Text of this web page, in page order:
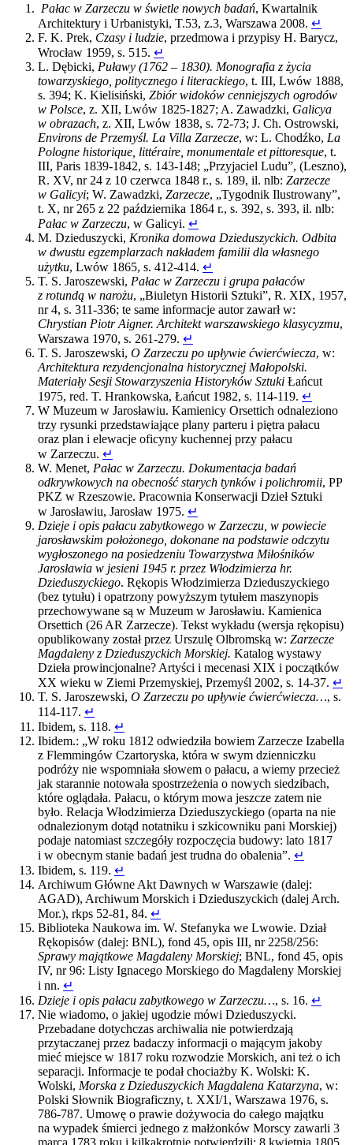
Pałac w Zarzeczu w świetle nowych badań, Kwartalnik
Architektury i Urbanistyki, T.53, z.3, Warszawa 2008. ↵
F. K. Prek, Czasy i ludzie, przedmowa i przypisy H. Barycz,
Wrocław 1959, s. 515. ↵
L. Dębicki, Puławy (1762 – 1830). Monografia z życia
towarzyskiego, politycznego i literackiego, t. III, Lwów 1888,
s. 394; K. Kielisiński, Zbiór widoków cenniejszych ogrodów
w Polsce, z. XII, Lwów 1825-1827; A. Zawadzki, Galicya
w obrazach, z. XII, Lwów 1838, s. 72-73; J. Ch. Ostrowski,
Environs de Przemyśl. La Villa Zarzecze, w: L. Chodźko, La
Pologne historique, littéraire, monumentale et pittoresque, t.
III, Paris 1839-1842, s. 143-148; „Przyjaciel Ludu”, (Leszno),
R. XV, nr 24 z 10 czerwca 1848 r., s. 189, il. nlb: Zarzecze
w Galicyi; W. Zawadzki, Zarzecze, „Tygodnik Ilustrowany”,
t. X, nr 265 z 22 października 1864 r., s. 392, s. 393, il. nlb:
Pałac w Zarzeczu, w Galicyi. ↵
M. Dzieduszycki, Kronika domowa Dzieduszyckich. Odbita
w dwustu egzemplarzach nakładem familii dla własnego
użytku, Lwów 1865, s. 412-414. ↵
T. S. Jaroszewski, Pałac w Zarzeczu i grupa pałaców
z rotundą w narożu, „Biuletyn Historii Sztuki”, R. XIX, 1957,
nr 4, s. 311-336; te same informacje autor zawarł w:
Chrystian Piotr Aigner. Architekt warszawskiego klasycyzmu,
Warszawa 1970, s. 261-279. ↵
T. S. Jaroszewski, O Zarzeczu po upływie ćwierćwiecza, w:
Architektura rezydencjonalna historycznej Małopolski.
Materiały Sesji Stowarzyszenia Historyków Sztuki Łańcut
1975, red. T. Hrankowska, Łańcut 1982, s. 114-119. ↵
W Muzeum w Jarosławiu. Kamienicy Orsettich odnaleziono
trzy rysunki przedstawiające plany parteru i piętra pałacu
oraz plan i elewacje oficyny kuchennej przy pałacu
w Zarzeczu. ↵
W. Menet, Pałac w Zarzeczu. Dokumentacja badań
odkrywkowych na obecność starych tynków i polichromii, PP
PKZ w Rzeszowie. Pracownia Konserwacji Dzieł Sztuki
w Jarosławiu, Jarosław 1975. ↵
Dzieje i opis pałacu zabytkowego w Zarzeczu, w powiecie
jarosławskim położonego, dokonane na podstawie odczytu
wygłoszonego na posiedzeniu Towarzystwa Miłośników
Jarosławia w jesieni 1945 r. przez Włodzimierza hr.
Dzieduszyckiego. Rękopis Włodzimierza Dzieduszyckiego
(bez tytułu) i opatrzony powyższym tytułem maszynopis
przechowywane są w Muzeum w Jarosławiu. Kamienica
Orsettich (26 AR Zarzecze). Tekst wykładu (wersja rękopisu)
opublikowany został przez Urszulę Olbromską w: Zarzecze
Magdaleny z Dzieduszyckich Morskiej. Katalog wystawy
Dzieła prowincjonalne? Artyści i mecenasi XIX i początków
XX wieku w Ziemi Przemyskiej, Przemyśl 2002, s. 14-37. ↵
T. S. Jaroszewski, O Zarzeczu po upływie ćwierćwiecza…, s.
114-117. ↵
Ibidem, s. 118. ↵
Ibidem.: „W roku 1812 odwiedziła bowiem Zarzecze Izabella
z Flemmingów Czartoryska, która w swym dzienniczku
podróży nie wspomniała słowem o pałacu, a wiemy przecież
jak starannie notowała spostrzeżenia o nowych siedzibach,
które oglądała. Pałacu, o którym mowa jeszcze zatem nie
było. Relacja Włodzimierza Dzieduszyckiego (oparta na nie
odnalezionym dotąd notatniku i szkicowniku pani Morskiej)
podaje natomiast szczegóły rozpoczęcia budowy: lato 1817
i w obecnym stanie badań jest trudna do obalenia”. ↵
Ibidem, s. 119. ↵
Archiwum Główne Akt Dawnych w Warszawie (dalej:
AGAD), Archiwum Morskich i Dzieduszyckich (dalej Arch.
Mor.), rkps 52-81, 84. ↵
Biblioteka Naukowa im. W. Stefanyka we Lwowie. Dział
Rękopisów (dalej: BNL), fond 45, opis III, nr 2258/256:
Sprawy majątkowe Magdaleny Morskiej; BNL, fond 45, opis
IV, nr 96: Listy Ignacego Morskiego do Magdaleny Morskiej
i nn. ↵
Dzieje i opis pałacu zabytkowego w Zarzeczu…, s. 16. ↵
Nie wiadomo, o jakiej ugodzie mówi Dzieduszycki.
Przebadane dotychczas archiwalia nie potwierdzają
przytaczanej przez badaczy informacji o mającym jakoby
mieć miejsce w 1817 roku rozwodzie Morskich, ani też o ich
separacji. Informacje te podał chociażby K. Wolski: K.
Wolski, Morska z Dzieduszyckich Magdalena Katarzyna, w:
Polski Słownik Biograficzny, t. XXI/1, Warszawa 1976, s.
786-787. Umowę o prawie dożywocia do całego majątku
na wypadek śmierci jednego z małżonków Morscy zawarli 3
marca 1783 roku i kilkakrotnie potwierdzili: 8 kwietnia 1805